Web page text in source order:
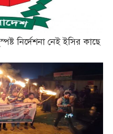
নির্দেশনা নেই ইসির কাছে